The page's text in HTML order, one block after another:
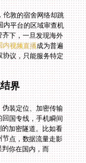
伦敦的宿舍网络却跳
内平台的区域审查机
齐下，一旦发现海外
内视频直播成为普遍
难题的根本原因。运营方受限于版权协议，只能服务特定
界
装定位、加密传输
回国专线，手机瞬间
内IP地址，同时建立银行级别的加密隧道。比如看
育直播时，系统自动选择广州节点，数据流量走影
通道。这种底层重构让平台误判你在国内，而